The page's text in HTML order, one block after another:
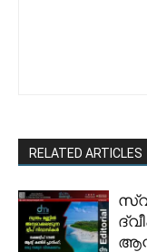
RELATED ARTICLES